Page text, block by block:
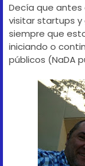
Decía que
visitar startups
siempre que
iniciando o
públicos (NaDA